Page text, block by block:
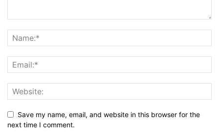
Save my name, email, and website in this browser for the
next time I comment.